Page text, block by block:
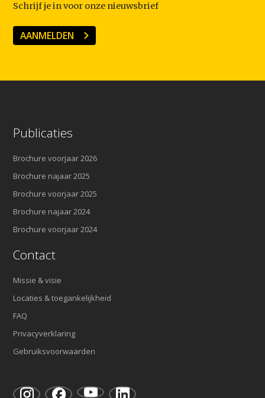
Schrijf je in voor onze nieuwsbrief
AANMELDEN
Publicaties
Brochure voorjaar 2026
Brochure najaar 2025
Brochure voorjaar 2025
Brochure najaar 2024
Brochure voorjaar 2024
Contact
Missie & visie
Locaties & toegankelijkheid
FAQ
Privacyverklaring
Gebruiksvoorwaarden